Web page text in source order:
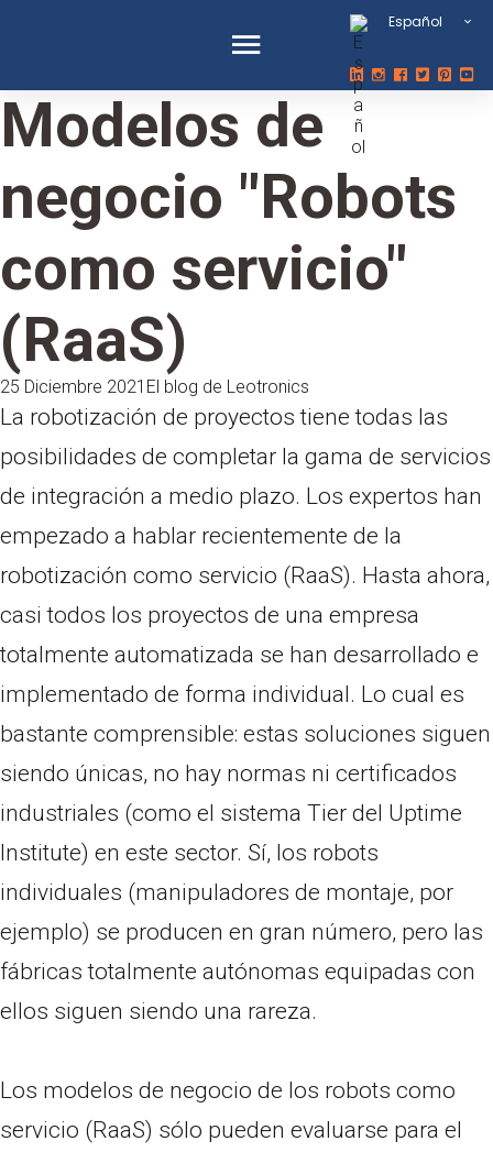
Español
Modelos de
negocio "Robots
como servicio"
(RaaS)
25 Diciembre 2021 El blog de Leotronics
La robotización de proyectos tiene todas las
posibilidades de completar la gama de servicios
de integración a medio plazo. Los expertos han
empezado a hablar recientemente de la
robotización como servicio (RaaS). Hasta ahora,
casi todos los proyectos de una empresa
totalmente automatizada se han desarrollado e
implementado de forma individual. Lo cual es
bastante comprensible: estas soluciones siguen
siendo únicas, no hay normas ni certificados
industriales (como el sistema Tier del Uptime
Institute) en este sector. Sí, los robots
individuales (manipuladores de montaje, por
ejemplo) se producen en gran número, pero las
fábricas totalmente autónomas equipadas con
ellos siguen siendo una rareza.
Los modelos de negocio de los robots como
servicio (RaaS) sólo pueden evaluarse para el